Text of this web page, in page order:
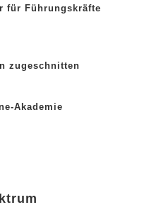
für Führungskräfte
zugeschnitten
Akademie